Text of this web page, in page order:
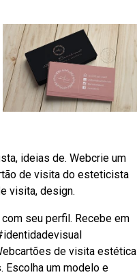
ideias de. Webcrie um
de visita do esteticista
visita, design.
seu perfil. Recebe em
de visita estética
um modelo e